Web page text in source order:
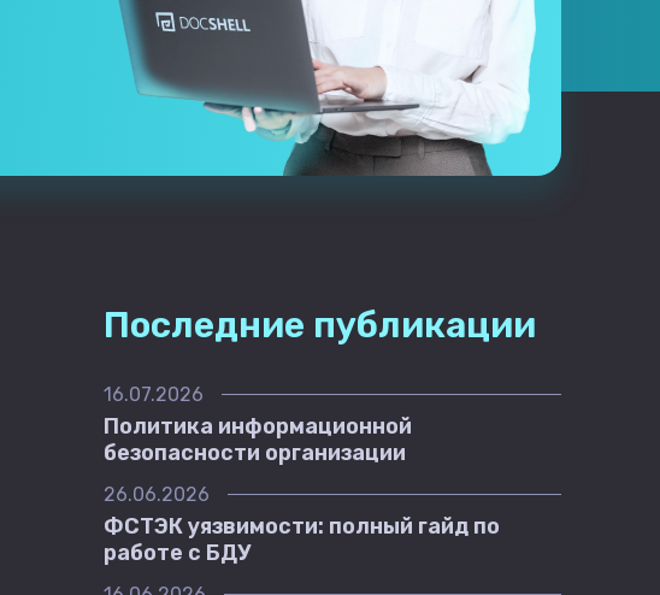
Последние публикации
16.07.2026
Политика информационной
безопасности организации
26.06.2026
ФСТЭК уязвимости: полный гайд по
работе с БДУ